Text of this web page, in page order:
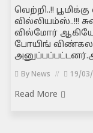
வெற்றி..!!
வில்லியம்ஸ்..!!!
வில்மோர்
போயிங்
By News 19/
Read More